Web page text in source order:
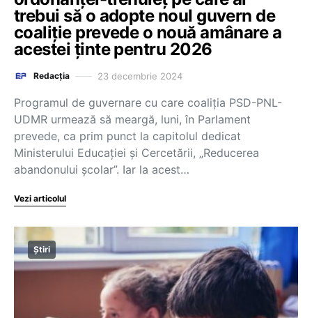
trebui să o adopte noul guvern de
coaliție prevede o nouă amânare a
acestei ținte pentru 2026
Redacția 23 decembrie 2024
Programul de guvernare cu care coaliția PSD-PNL-
UDMR urmează să meargă, luni, în Parlament
prevede, ca prim punct la capitolul dedicat
Ministerului Educației și Cercetării, „Reducerea
abandonului școlar”. Iar la acest…
Vezi articolul
Știri